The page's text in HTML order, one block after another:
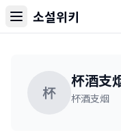
소설위키
杯
杯酒支
杯酒支烟